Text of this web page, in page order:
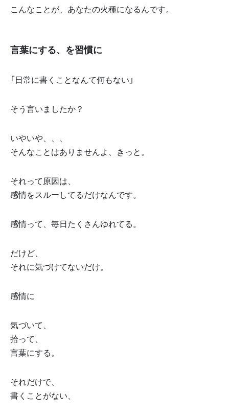
こんなことが、あなたの火種になるんです。
言葉にする、を習慣に
「日常に書くことなんて何もない」
そう言いましたか？
いやいや、、、
そんなことはありませんよ、きっと。
それって原因は、
感情をスルーしてるだけなんです。
感情って、毎日たくさんゆれてる。
だけど、
それに気づけてないだけ。
感情に
気づいて、
拾って、
言葉にする。
それだけで、
書くことがない、